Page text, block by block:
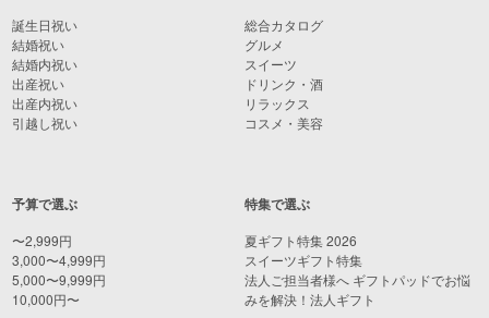
誕生日祝い
結婚祝い
結婚内祝い
出産祝い
出産内祝い
引越し祝い
予算で選ぶ
〜2,999円
3,000〜4,999円
5,000〜9,999円
10,000円〜
総合カタログ
グルメ
スイーツ
ドリンク・酒
リラックス
コスメ・美容
特集で選ぶ
夏ギフト特集 2026
スイーツギフト特集
法人ご担当者様へ ギフトパッドでお悩
みを解決！法人ギフト